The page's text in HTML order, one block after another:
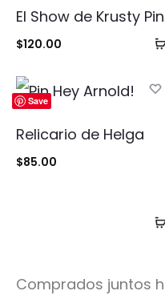
El Show de Krusty Pin
$120.00
Save
Relicario de Helga
$85.00
Comprados juntos